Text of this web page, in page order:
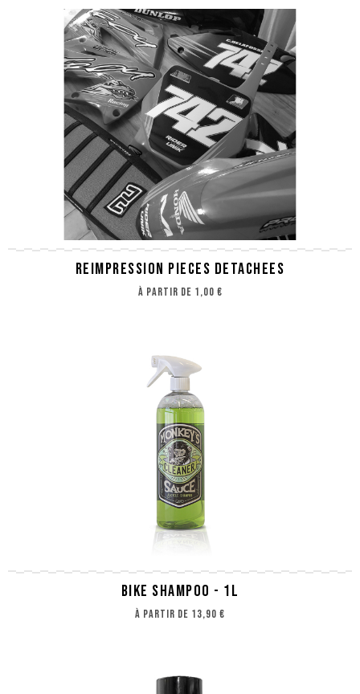
REIMPRESSION PIECES DETACHEES
à partir de 1,00 €
BIKE SHAMPOO - 1L
à partir de 13,90 €